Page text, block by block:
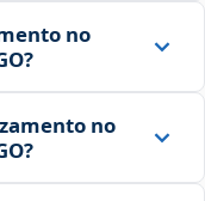
no
no